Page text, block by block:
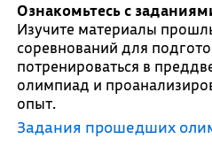
Ознакомьтесь с
Изучите материалы
соревнований для
потренироваться в
олимпиад и
опыт.
Задания прошедших